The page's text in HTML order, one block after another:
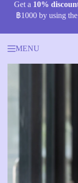
Get a 10%
฿1000 by using
MENU